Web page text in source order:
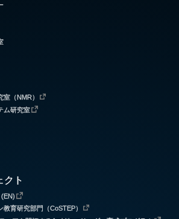
（NMR）
ム研究室
クト
育研究部門（CoSTEP）